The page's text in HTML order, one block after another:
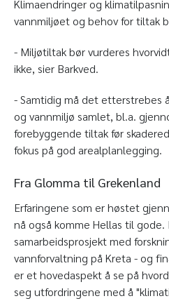
Klimaendringer og
vannmiljøet og behov for tiltak
- Miljøtiltak bør vurderes
ikke, sier Barkved.
- Samtidig må det etterstrebes
og vannmiljø samlet, bl.a.
forebyggende tiltak før
fokus på god arealplanlegging.
Fra Glomma til Grekenland
Erfaringene som er høstet
nå også komme Hellas til
samarbeidsprosjekt med
vannforvaltning på Kreta - og
er et hovedaspekt å se på
seg utfordringene med å